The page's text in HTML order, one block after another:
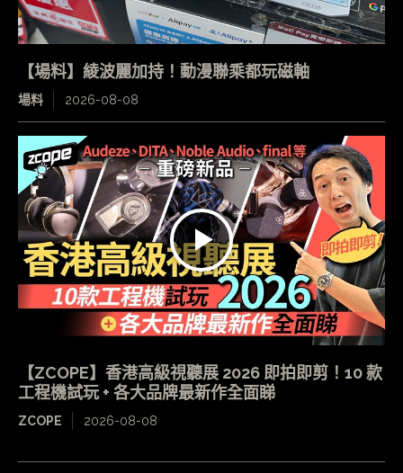
【場料】綾波麗加持！動漫聯乘都玩磁軸
場料 2026-08-08
【ZCOPE】香港高級視聽展 2026 即拍即剪！10 款
工程機試玩 + 各大品牌最新作全面睇
ZCOPE 2026-08-08